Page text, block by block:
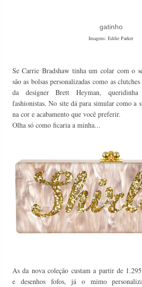
gatinho
Imagens: Eddie Parker
Se Carrie Bradshaw tinha um colar com o
são as bolsas personalizadas como as
da designer Brett Heyman,
fashionistas. No site dá para simular como a
na cor e acabamento que você preferir.
Olha só como ficaria a minha...
As da nova coleção custam a partir de
edesenhos fofos, já omimo